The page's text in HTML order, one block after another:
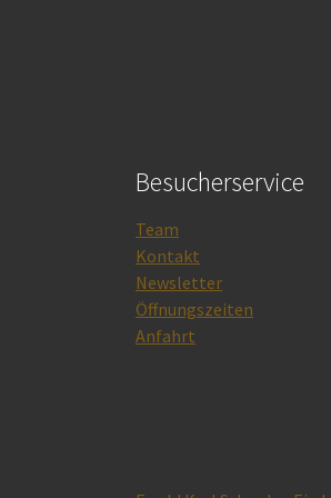
Besucherservice
Team
Kontakt
Newsletter
Öffnungszeiten
Anfahrt